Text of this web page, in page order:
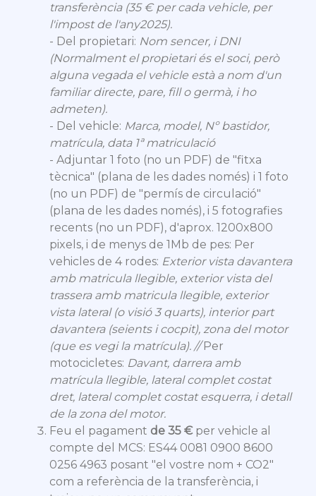
transferència (35 € per cada vehicle, per
l'impost de l'any2025).
- Del propietari: Nom sencer, i DNI
(Normalment el propietari és el soci, però
alguna vegada el vehicle està a nom d'un
familiar directe, pare, fill o germà, i ho
admeten).
- Del vehicle: Marca, model, Nº bastidor,
matrícula, data 1ª matriculació
- Adjuntar 1 foto (no un PDF) de "fitxa
tècnica" (plana de les dades només) i 1 foto
(no un PDF) de "permís de circulació"
(plana de les dades només), i 5 fotografies
recents (no un PDF), d'aprox. 1200x800
pixels, i de menys de 1Mb de pes: Per
vehicles de 4 rodes: Exterior vista davantera
amb matricula llegible, exterior vista del
trassera amb matricula llegible, exterior
vista lateral (o visió 3 quarts), interior part
davantera (seients i cocpit), zona del motor
(que es vegi la matrícula). //Per
motocicletes: Davant, darrera amb
matrícula llegible, lateral complet costat
dret, lateral complet costat esquerra, i detall
de la zona del motor.
Feu el pagament de 35 €per vehicle al
compte del MCS: ES44 0081 0900 8600
0256 4963 posant "el vostre nom + CO2"
com a referència de la transferència, i